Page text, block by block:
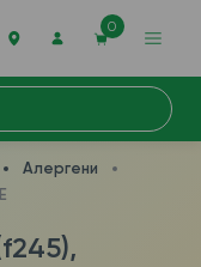
0
Алергени